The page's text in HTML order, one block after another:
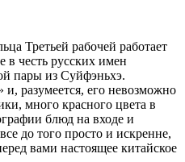
Третьей рабочей работает
в честь русских имен
пары из Суйфэньхэ.
разумеется, его невозможно
много красного цвета в
блюд на входе и
до того просто и искренне,
вами настоящее китайское